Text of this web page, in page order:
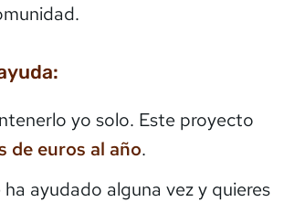
yo solo. Este proyecto
de euros al año.
ayudado alguna vez y quieres